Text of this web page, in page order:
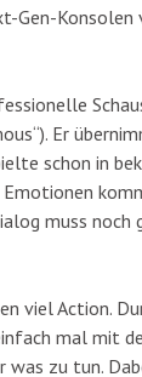
Gen-Konsolen
Er
schon in
Emotionen
muss noch
viel Action.
mal mit
was zu tun.